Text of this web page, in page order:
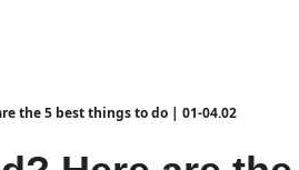
the 5 best things to do | 01-04.02